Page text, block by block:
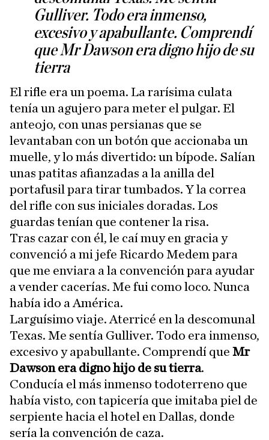
Gulliver. Todo era inmenso,
excesivo y apabullante. Comprendí
que Mr Dawson era digno hijo de su
tierra
El rifle era un poema. La rarísima culata
tenía un agujero para meter el pulgar. El
anteojo, con unas persianas que se
levantaban con un botón que accionaba un
muelle, y lo más divertido: un bípode. Salían
unas patitas afianzadas a la anilla del
portafusil para tirar tumbados. Y la correa
del rifle con sus iniciales doradas. Los
guardas tenían que contener la risa.
Tras cazar con él, le caí muy en gracia y
convenció a mi jefe Ricardo Medem para
que me enviara a la convención para ayudar
a vender cacerías. Me fui como loco. Nunca
había ido a América.
Larguísimo viaje. Aterricé en la descomunal
Texas. Me sentía Gulliver. Todo era inmenso,
excesivo y apabullante. Comprendí que Mr
Dawson era digno hijo de su tierra.
Conducía el más inmenso todoterreno que
había visto, con tapicería que imitaba piel de
serpiente hacia el hotel en Dallas, donde
sería la convención de caza.